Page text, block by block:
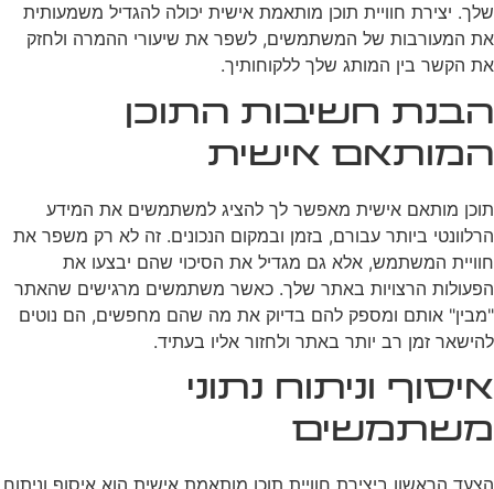
שלך. יצירת חוויית תוכן מותאמת אישית יכולה להגדיל משמעותית
את המעורבות של המשתמשים, לשפר את שיעורי ההמרה ולחזק
את הקשר בין המותג שלך ללקוחותיך.
הבנת חשיבות התוכן
המותאם אישית
תוכן מותאם אישית מאפשר לך להציג למשתמשים את המידע
הרלוונטי ביותר עבורם, בזמן ובמקום הנכונים. זה לא רק משפר את
חוויית המשתמש, אלא גם מגדיל את הסיכוי שהם יבצעו את
הפעולות הרצויות באתר שלך. כאשר משתמשים מרגישים שהאתר
"מבין" אותם ומספק להם בדיוק את מה שהם מחפשים, הם נוטים
להישאר זמן רב יותר באתר ולחזור אליו בעתיד.
איסוף וניתוח נתוני
משתמשים